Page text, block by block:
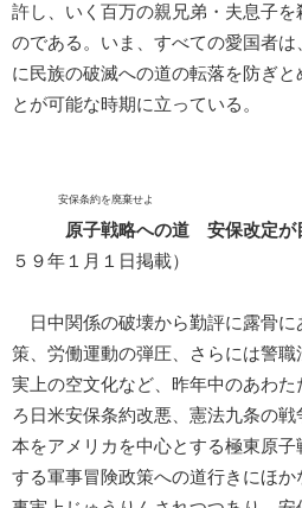
許し、いく百万の親兄弟・夫息子
のである。いま、すべての愛国者
に民族の破滅への道の転落を防ぎと
とが可能な時期に立っている。
安保条約を廃棄せよ
原子戦略への道 安保改定が
５９年１月１日掲載）
日中関係の破壊から勤評に露骨に
策、労働運動の弾圧、さらには警
実上の空文化など、昨年中のあわた
ろ日米安保条約改悪、憲法九条の
本をアメリカを中心とする極東原子
する軍事冒険政策への道行きにほ